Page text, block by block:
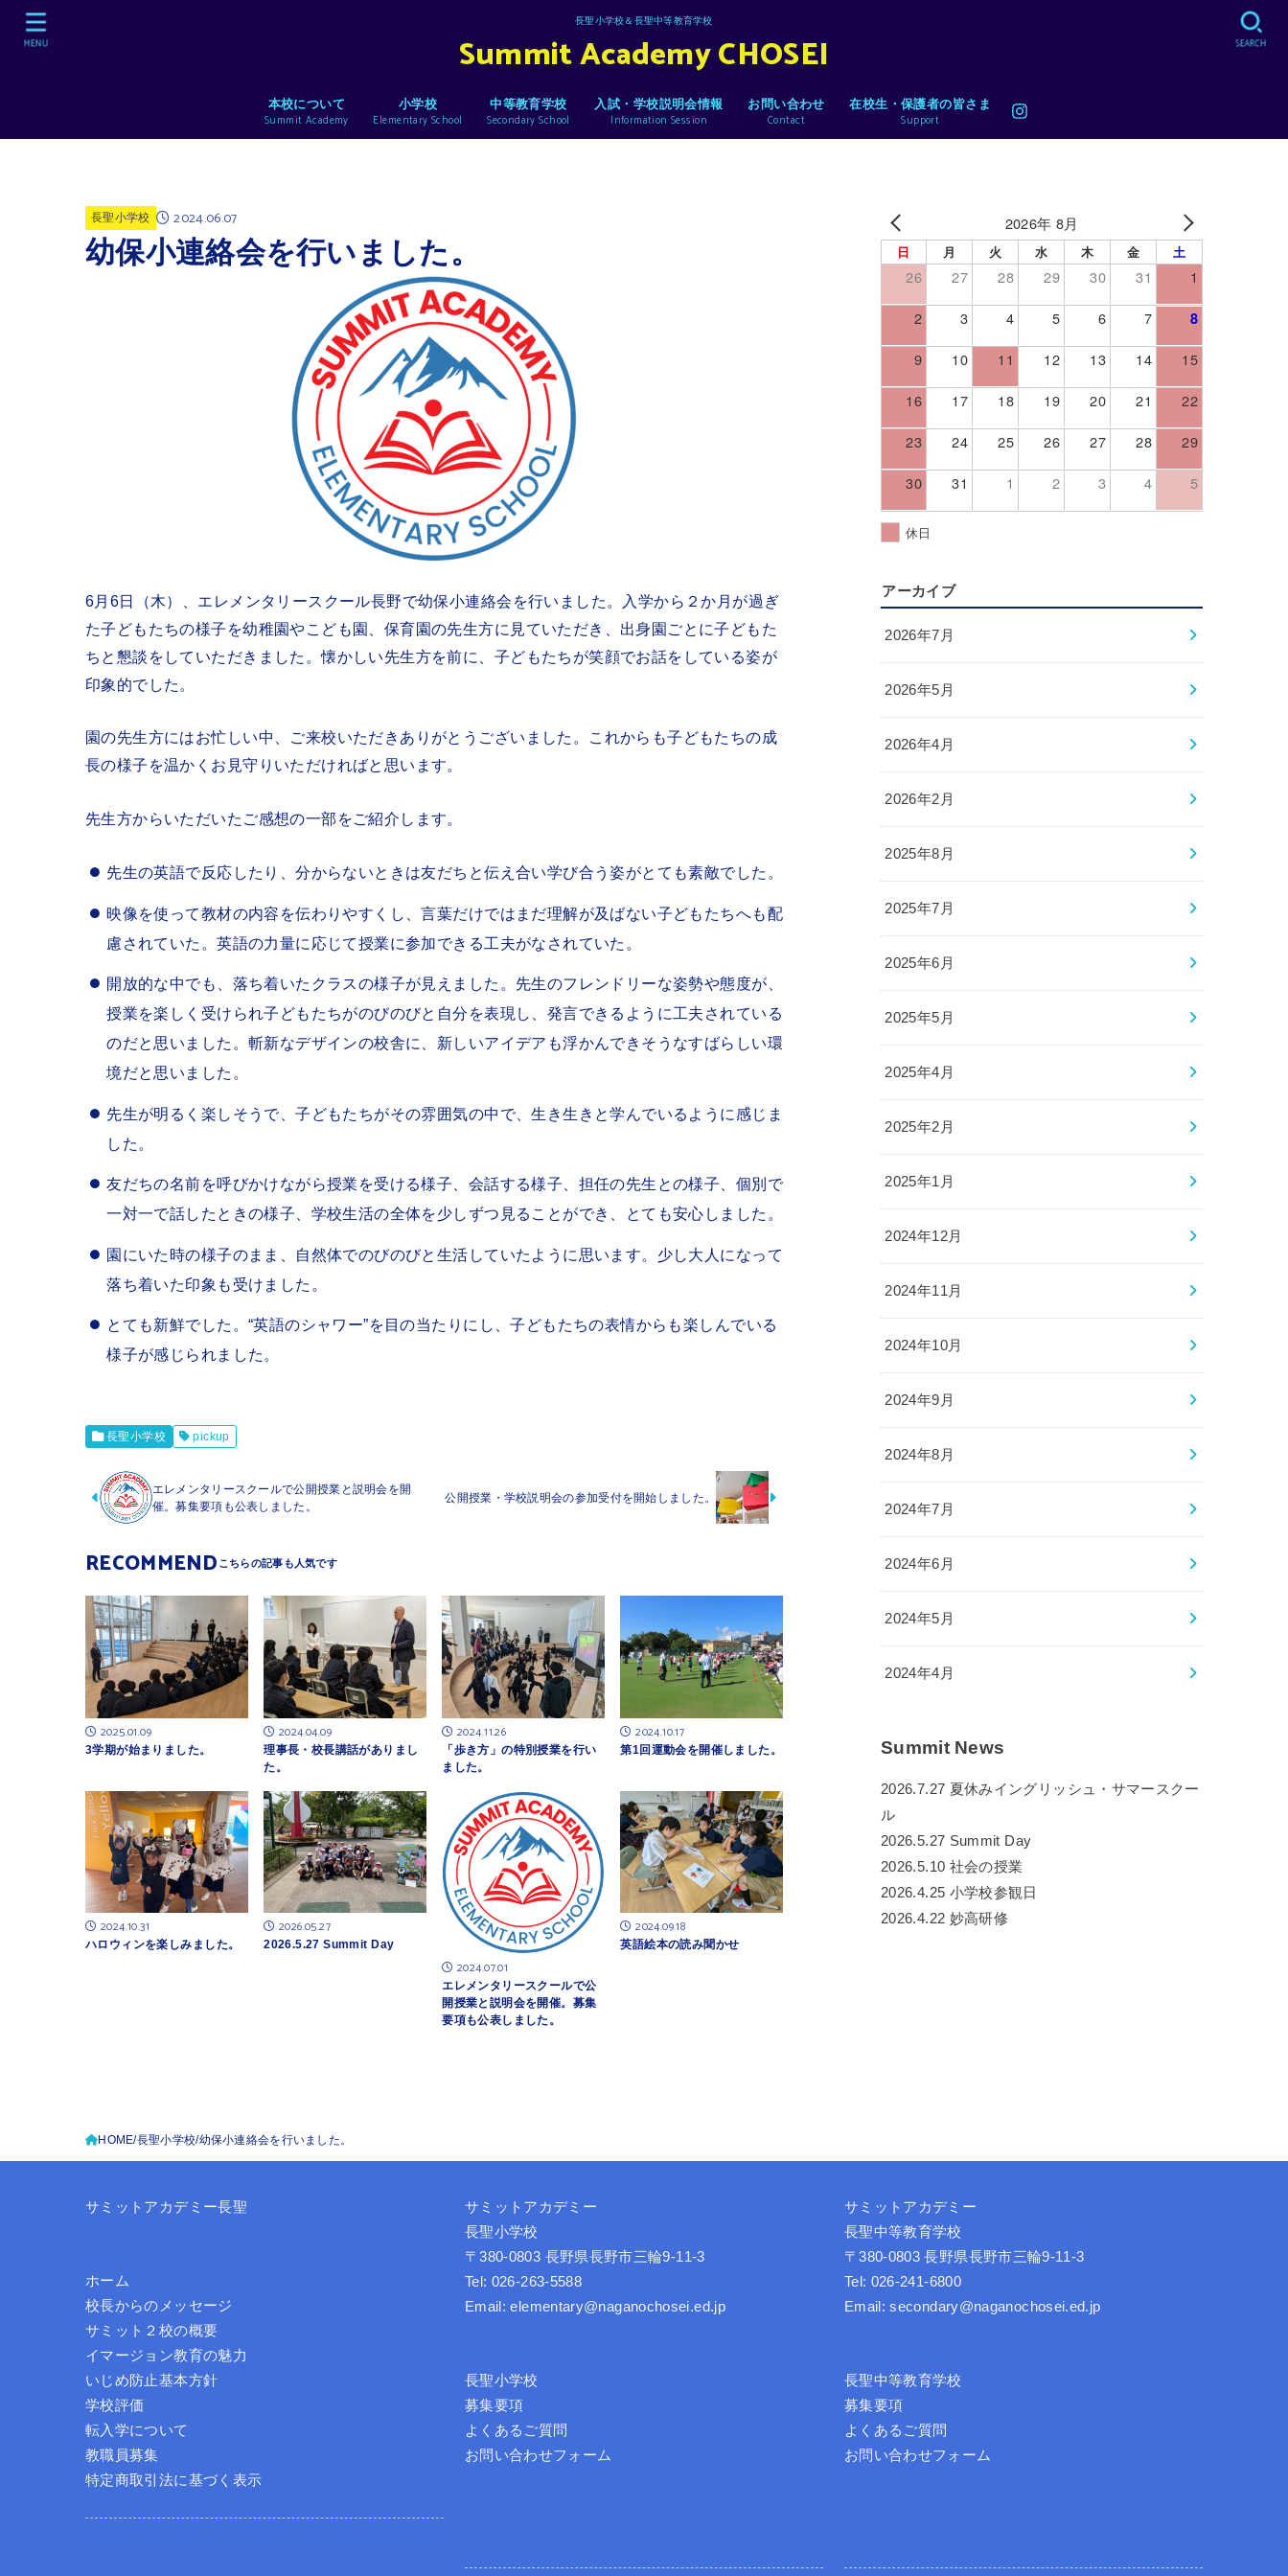
長聖小学校＆長聖中等教育学校
Summit Academy CHOSEI
本校について
Summit Academy
小学校
Elementary School
中等教育学校
Secondary School
入試・学校説明会情報
Information Session
お問い合わせ
Contact
在校生・保護者の皆さま
Support
SEARCH
MENU
長聖小学校 2024.06.07
幼保小連絡会を行いました。
6月6日（木）、エレメンタリースクール長野で幼保小連絡会を行いました。入学から２か月が過ぎ
た子どもたちの様子を幼稚園やこども園、保育園の先生方に見ていただき、出身園ごとに子どもた
ちと懇談をしていただきました。懐かしい先生方を前に、子どもたちが笑顔でお話をしている姿が
印象的でした。
園の先生方にはお忙しい中、ご来校いただきありがとうございました。これからも子どもたちの成
長の様子を温かくお見守りいただければと思います。
先生方からいただいたご感想の一部をご紹介します。
先生の英語で反応したり、分からないときは友だちと伝え合い学び合う姿がとても素敵でした。
映像を使って教材の内容を伝わりやすくし、言葉だけではまだ理解が及ばない子どもたちへも配
慮されていた。英語の力量に応じて授業に参加できる工夫がなされていた。
開放的な中でも、落ち着いたクラスの様子が見えました。先生のフレンドリーな姿勢や態度が、
授業を楽しく受けられ子どもたちがのびのびと自分を表現し、発言できるように工夫されている
のだと思いました。斬新なデザインの校舎に、新しいアイデアも浮かんできそうなすばらしい環
境だと思いました。
先生が明るく楽しそうで、子どもたちがその雰囲気の中で、生き生きと学んでいるように感じま
した。
友だちの名前を呼びかけながら授業を受ける様子、会話する様子、担任の先生との様子、個別で
一対一で話したときの様子、学校生活の全体を少しずつ見ることができ、とても安心しました。
園にいた時の様子のまま、自然体でのびのびと生活していたように思います。少し大人になって
落ち着いた印象も受けました。
とても新鮮でした。“英語のシャワー”を目の当たりにし、子どもたちの表情からも楽しんでいる
様子が感じられました。
長聖小学校 pickup
エレメンタリースクールで公開授業と説明会を開
催。募集要項も公表しました。
公開授業・学校説明会の参加受付を開始しました。
RECOMMEND
2025.01.09
3学期が始まりました。
2024.04.09
理事長・校長講話がありまし
た。
2024.11.26
「歩き方」の特別授業を行い
ました。
2024.10.17
第1回運動会を開催しました。
2024.10.31
ハロウィンを楽しみました。
2026.05.27
2026.5.27 Summit Day
2024.07.01
エレメンタリースクールで公
開授業と説明会を開催。募集
要項も公表しました。
2024.09.18
英語絵本の読み聞かせ
2026年 8月
日 月 火 水 木 金 土
26 27 28 29 30 31 1
2 3 4 5 6 7 8
9 10 11 12 13 14 15
16 17 18 19 20 21 22
23 24 25 26 27 28 29
30 31 1 2 3 4 5
休日
アーカイブ
2026年7月
2026年5月
2026年4月
2026年2月
2025年8月
2025年7月
2025年6月
2025年5月
2025年4月
2025年2月
2025年1月
2024年12月
2024年11月
2024年10月
2024年9月
2024年8月
2024年7月
2024年6月
2024年5月
2024年4月
Summit News
2026.7.27 夏休みイングリッシュ・サマースクー
ル
2026.5.27 Summit Day
2026.5.10 社会の授業
2026.4.25 小学校参観日
2026.4.22 妙高研修
HOME 長聖小学校 幼保小連絡会を行いました。
サミットアカデミー長聖
ホーム
校長からのメッセージ
サミット２校の概要
イマージョン教育の魅力
いじめ防止基本方針
学校評価
転入学について
教職員募集
特定商取引法に基づく表示
サミットアカデミー
長聖小学校
〒380-0803 長野県長野市三輪9-11-3
Tel: 026-263-5588
Email: elementary@naganochosei.ed.jp
長聖小学校
募集要項
よくあるご質問
お問い合わせフォーム
サミットアカデミー
長聖中等教育学校
〒380-0803 長野県長野市三輪9-11-3
Tel: 026-241-6800
Email: secondary@naganochosei.ed.jp
長聖中等教育学校
募集要項
よくあるご質問
お問い合わせフォーム